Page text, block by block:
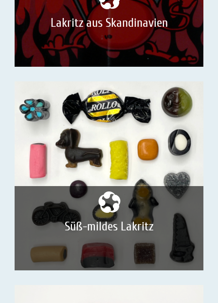
Lakritz aus Skandinavien
Süß-mildes Lakritz